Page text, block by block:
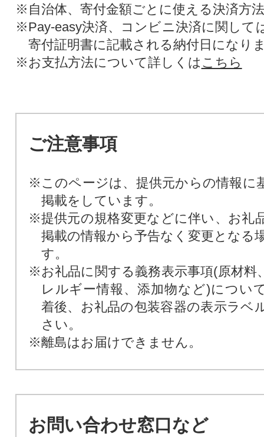
※自治体、寄付金額ごとに使える決済方
※Pay-easy決済、コンビニ決済に関して
寄付証明書に記載される納付日になり
※お支払方法について詳しくは こちら
ご注意事項
※このページは、提供元からの情報に
掲載をしています。
※提供元の規格変更などに伴い、お礼
掲載の情報から予告なく変更となる
す。
※お礼品に関する義務表示事項(原材料
レルギー情報、添加物など)につい
着後、お礼品の包装容器の表示ラベ
さい。
※離島はお届けできません。
お問い合わせ窓口など